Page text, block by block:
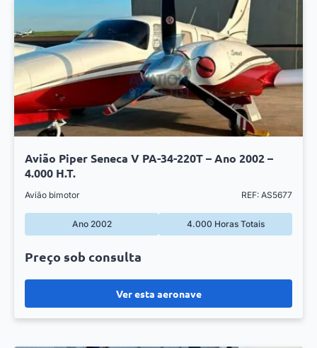
Avião Piper Seneca V PA-34-220T – Ano 2002 –
4.000 H.T.
Avião bimotor REF: AS5677
Ano 2002 4.000 Horas Totais
Ver esta aeronave
Preço sob consulta